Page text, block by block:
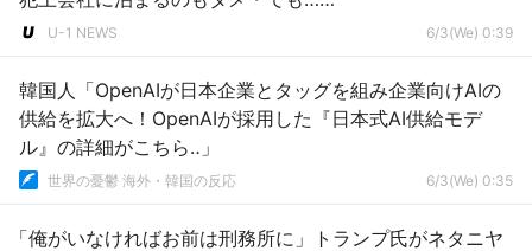
U-1 NEWS 6/3(We) 0:39
韓国人「OpenAIが日本企業とタッグを組み企業向けAIの
供給を拡大へ！OpenAIが採用した『日本式AI供給モデ
ル』の詳細がこちら‥」
世界の憂鬱 海外・韓国の反応 6/3(We) 0:35
「俺がいなければお前は刑務所に」トランプ氏がネタニヤ